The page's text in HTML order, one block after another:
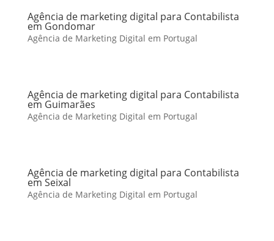
Agência de marketing digital para Contabilista
em Gondomar
Agência de Marketing Digital em Portugal
Agência de marketing digital para Contabilista
em Guimarães
Agência de Marketing Digital em Portugal
Agência de marketing digital para Contabilista
em Seixal
Agência de Marketing Digital em Portugal